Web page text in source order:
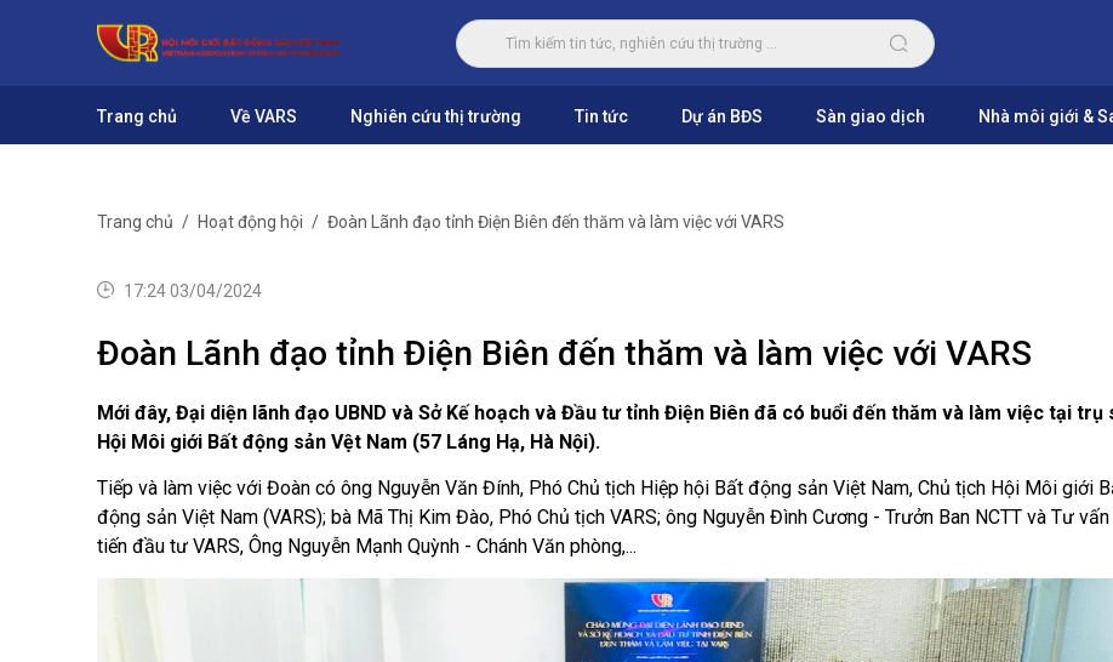
Trang chủ Về VARS Nghiên cứu thị trường Tin tức Dự án BĐS Sàn giao dịch Nhà môi giới &
Trang chủ Hoạt động hội Đoàn Lãnh đạo tỉnh Điện Biên đến thăm và làm việc với VARS
17:24 03/04/2024
Đoàn Lãnh đạo tỉnh Điện Biên đến thăm và làm việc với VARS
Mới đây, Đại diện lãnh đạo UBND và Sở Kế hoạch và Đầu tư tỉnh Điện Biên đã có buổi đến thăm và làm việc tại trụ
Hội Môi giới Bất động sản Vệt Nam (57 Láng Hạ, Hà Nội).
Tiếp và làm việc với Đoàn có ông Nguyễn Văn Đính, Phó Chủ tịch Hiệp hội Bất động sản Việt Nam, Chủ tịch Hội Môi giới
động sản Việt Nam (VARS); bà Mã Thị Kim Đào, Phó Chủ tịch VARS; ông Nguyễn Đình Cương - Trưởn Ban NCTT và Tư
tiến đầu tư VARS, Ông Nguyễn Mạnh Quỳnh - Chánh Văn phòng,...